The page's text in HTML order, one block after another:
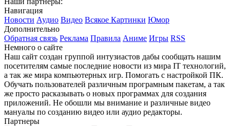
Навигация
Новости Аудио Видео Всякое Картинки Юмор
Дополнительно
Обратная связь Реклама Правила Аниме Игры RSS
Немного о сайте
Наш сайт создан группой интузиастов дабы сообщать нашим
посетителям самые последние новости из мира IT технологий,
а так же мира компьютерных игр. Помогать с настройкой ПК.
Обучать пользователей различным програмным пакетам, а так
же просто расказывать о новых программах для создания
приложений. Не обошли мы внимание и различные видео
мануалы по созданию видео или аудио редакторы.
Партнеры